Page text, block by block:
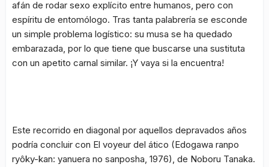
afán de rodar sexo explícito entre humanos, pero con
espíritu de entomólogo. Tras tanta palabrería se esconde
un simple problema logístico: su musa se ha quedado
embarazada, por lo que tiene que buscarse una sustituta
con un apetito carnal similar. ¡Y vaya si la encuentra!
Este recorrido en diagonal por aquellos depravados años
podría concluir con El voyeur del ático (Edogawa ranpo
ryôky-kan: yanuera no sanposha, 1976), de Noboru Tanaka.